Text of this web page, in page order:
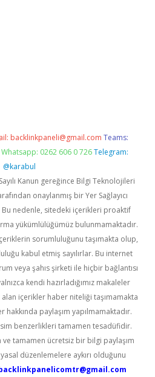
backlinkpaneli@gmail.com Teams:
Whatsapp: 0262 606 0 726 Telegram:
@karabul
Kanun gereğince Bilgi Teknolojileri
onaylanmış bir Yer Sağlayıcı
nedenle, sitedeki içerikleri proaktif
yükümlülüğümüz bulunmamaktadır.
sorumluluğunu taşımakta olup,
kabul etmiş sayılırlar. Bu internet
veya şahıs şirketi ile hiçbir bağlantısı
kendi hazırladığımız makaleler
içerikler haber niteliği taşımamakta
paylaşım yapılmamaktadır.
benzerlikleri tamamen tesadüfidir.
ve tamamen ücretsiz bir bilgi paylaşım
düzenlemelere aykırı olduğunu